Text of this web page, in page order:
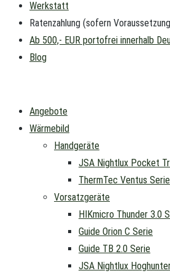
Werkstatt
Ratenzahlung (sofern
Ab 500,- EUR portofrei innerhalb
Blog
Angebote
Wärmebild
Handgeräte
JSA Nightlux Pocket
ThermTec Ventus Serie
Vorsatzgeräte
HIKmicro Thunder 3.0
Guide Orion C Serie
Guide TB 2.0 Serie
JSA Nightlux